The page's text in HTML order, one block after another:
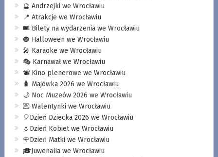
🔮 Andrzejki we Wrocławiu
📍 Atrakcje we Wrocławiu
🎟️ Bilety na wydarzenia we Wrocławiu
🎃 Halloween we Wrocławiu
🎤 Karaoke we Wrocławiu
🎭 Karnawał we Wrocławiu
📽️ Kino plenerowe we Wrocławiu
🧳 Majówka 2026 we Wrocławiu
🌙 Noc Muzeów 2026 we Wrocławiu
💌 Walentynki we Wrocławiu
🎈Dzień Dziecka 2026 we Wrocławiu
🌷Dzień Kobiet we Wrocławiu
🌹Dzień Matki we Wrocławiu
🎓Juwenalia we Wrocławiu